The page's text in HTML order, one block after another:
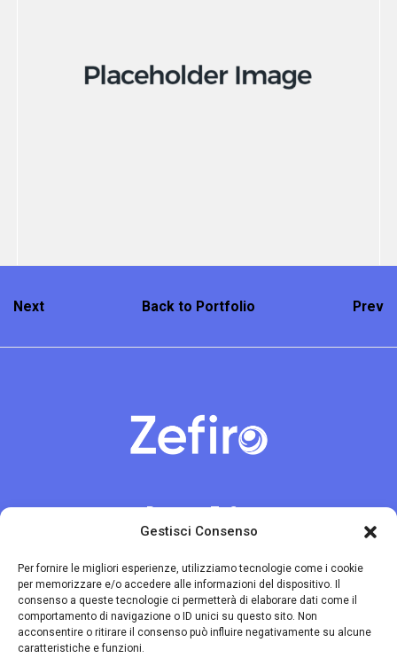
Gestisci Consenso
Per fornire le migliori esperienze, utilizziamo tecnologie come i cookie
per memorizzare e/o accedere alle informazioni del dispositivo. Il
consenso a queste tecnologie ci permetterà di elaborare dati come il
comportamento di navigazione o ID unici su questo sito. Non
acconsentire o ritirare il consenso può influire negativamente su alcune
caratteristiche e funzioni.
Next Back to Portfolio Prev
Progetto Zefiro
Uneba Veneto
Contatti